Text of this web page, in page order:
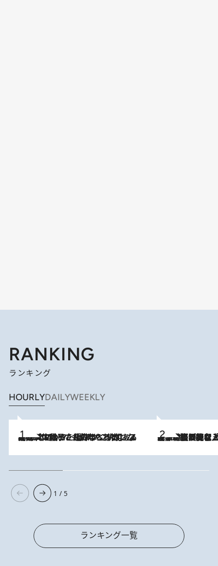
RANKING
ランキング
HOURLYDAILYWEEKLY
2026.8.5
【阿川佐和子さんの年とる力】なぜ70代で始めた趣味は“こんなに楽しい”のか？ ピアノ、俳句…スランプに陥っても続けられる“ある秘訣”とは 2026.8.5
【なぜ吉沢亮は「気配を消せる」のか？】興行収入208億の『国宝』を経て挑むミュージカル『ディア・エヴァン・ハンセン』。トップ俳優が舞台上でさらけ出した“孤独”とは
1 / 5
ランキング一覧